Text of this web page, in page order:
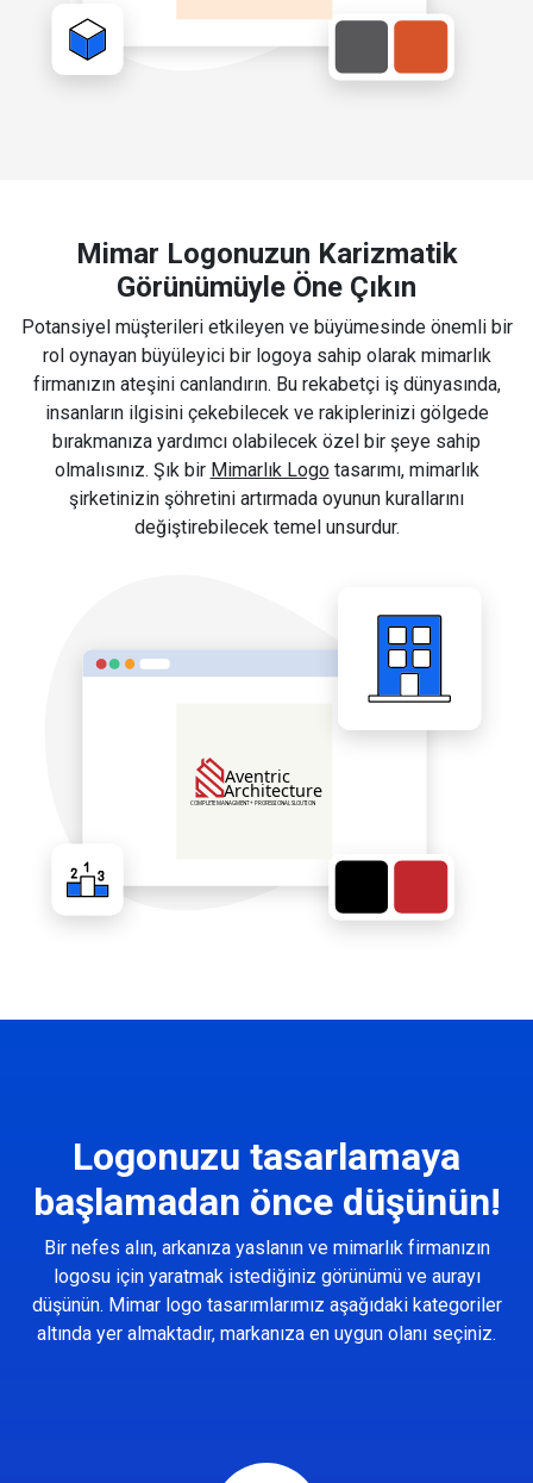
Mimar Logonuzun Karizmatik
Görünümüyle Öne Çıkın
Potansiyel müşterileri etkileyen ve büyümesinde önemli bir
rol oynayan büyüleyici bir logoya sahip olarak mimarlık
firmanızın ateşini canlandırın. Bu rekabetçi iş dünyasında,
insanların ilgisini çekebilecek ve rakiplerinizi gölgede
bırakmanıza yardımcı olabilecek özel bir şeye sahip
olmalısınız. Şık bir Mimarlık Logotasarımı, mimarlık
şirketinizin şöhretini artırmada oyunun kurallarını
değiştirebilecek temel unsurdur.
Logonuzu tasarlamaya
başlamadan önce düşünün!
Bir nefes alın, arkanıza yaslanın ve mimarlık firmanızın
logosu için yaratmak istediğiniz görünümü ve aurayı
düşünün. Mimar logo tasarımlarımız aşağıdaki kategoriler
altında yer almaktadır, markanıza en uygun olanı seçiniz.